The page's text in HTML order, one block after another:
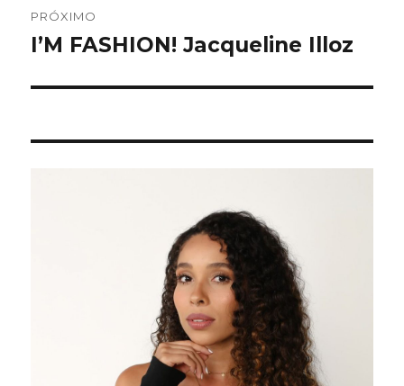
PRÓXIMO
Próximo
I’M FASHION! Jacqueline Illoz